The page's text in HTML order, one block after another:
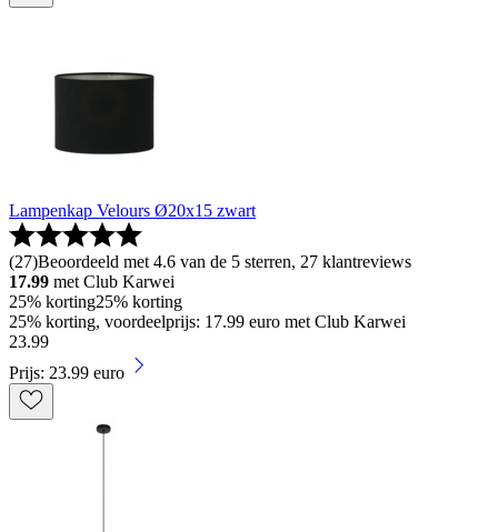
Lampenkap Velours Ø20x15 zwart
(27)Beoordeeld met 4.6 van de 5 sterren, 27 klantreviews
17.99 met Club Karwei
25% korting25% korting
25% korting, voordeelprijs: 17.99 euro met Club Karwei
23.99
Prijs: 23.99 euro